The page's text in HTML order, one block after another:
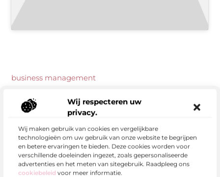
Wij respecteren uw
privacy.
Wij maken gebruik van cookies en vergelijkbare
technologieën om uw gebruik van onze website te begrijpen
en betere ervaringen te bieden. Deze cookies worden voor
verschillende doeleinden ingezet, zoals gepersonaliseerde
advertenties en het meten van sitegebruik. Raadpleeg ons
cookiebeleid voor meer informatie.
business management
auto verkopen
https://www.newbusinessmanagement.com/